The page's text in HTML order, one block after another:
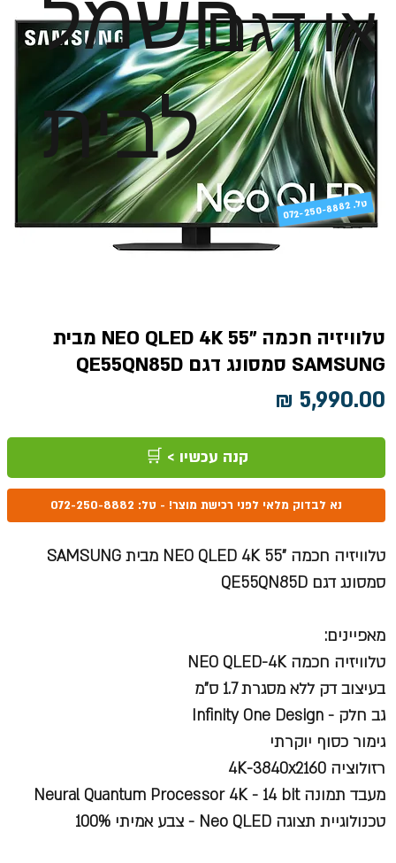
או דגם
לבית
טלוויזיה חכמה "55 NEO QLED 4K מבית
SAMSUNG סמסונג דגם QE55QN85D
קנה עכשיו > 🛒
נא לבדוק מלאי לפני רכישת מוצר! - טל: 072-250-8882
טלוויזיה חכמה "55 NEO QLED 4K מבית SAMSUNG
סמסונג דגם QE55QN85D
מאפיינים:
טלוויזיה חכמה NEO QLED-4K
בעיצוב דק ללא מסגרת 1.7 ס"מ
גב חלק - Infinity One Design
גימור כסוף יוקרתי
רזולוציה 4K-3840x2160
מעבד תמונה Neural Quantum Processor 4K - 14 bit
טכנולוגיית תצוגה Neo QLED - צבע אמיתי 100%
072-250-8882 .טל